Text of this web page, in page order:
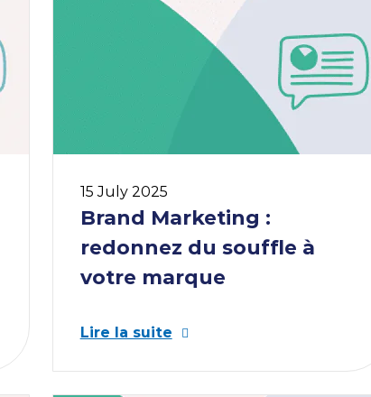
15 July 2025
Brand Marketing :
redonnez du souffle à
votre marque
Lire la suite